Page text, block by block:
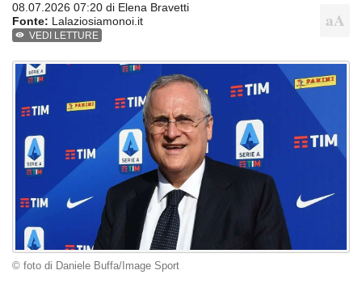
08.07.2026 07:20 di Elena Bravetti
Fonte: Lalaziosiamonoi.it
VEDI LETTURE
© foto di Daniele Buffa/Image Sport